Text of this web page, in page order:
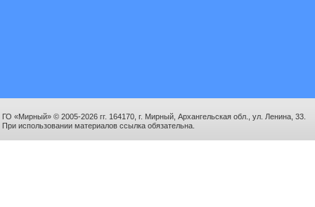
ГО «Мирный» © 2005-2026 гг. 164170, г. Мирный, Архангельская обл., ул. Ленина, 33.
При использовании материалов ссылка обязательна.